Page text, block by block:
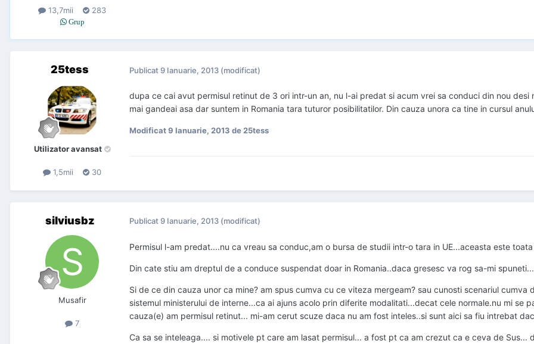
13,7mii 283
Grup
25tess
Utilizator avansat
1,5mii 30
Publicat9 Ianuarie, 2013 (modificat)
dupa ce cai avut permisul retinut de 3 ori intr-un an, nu l-ai predat si acum vrei sa conduci din nou
mai gandeai asa dar suntem in Romania tara tuturor posibilitatilor. Din cauza unora ca tine in cursul
Modificat9 Ianuarie, 2013 de 25tess
silviusbz
Musafir
7
Publicat9 Ianuarie, 2013 (modificat)
Permisul l-am predat....nu ca vreau sa conduc,am o bursa de studii intr-o tara in UE...aceasta este
Din cate stiu am dreptul de a conduce suspendat doar in Romania..daca gresesc va rog sa-mi
Si de ce din cauza unor ca mine? am spus cumva cu ce viteza mergeam? sau cunosti scenariul
sistemul ministerului de interne...ca ai ajuns acolo prin diferite modalitati...decat cele normale.nu mi se
cauza(e) am permisul retinut... mi-am cerut scuze daca nu am fost inteles..si sunt aici sa fiu intrebat
Ca sa se inteleaga.... si motivele pt care am lasat permisul... a fost pt ca am crezut ca e ceva de